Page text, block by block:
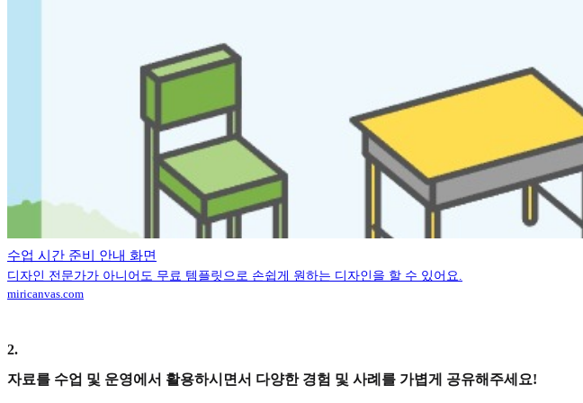
수업 시간 준비 안내 화면
디자인 전문가가 아니어도 무료 템플릿으로 손쉽게 원하는 디자인을 할 수 있어요.
miricanvas.com
2.
자료를 수업 및 운영에서 활용하시면서 다양한 경험 및 사례를 가볍게 공유해주세요!